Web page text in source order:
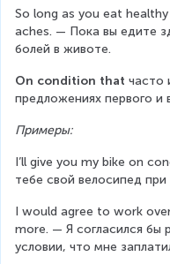
So long as you eat
aches. — Пока вы едите
болей в животе.
On condition that часто
предложениях первого и
Примеры:
I’ll give you my bike on
тебе свой велосипед
I would agree to work
more. — Я согласился бы
условии, что мне